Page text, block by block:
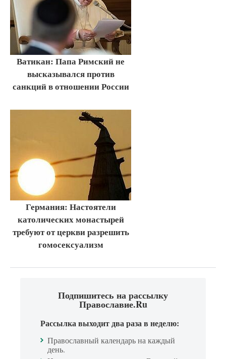
Ватикан: Папа Римский не
высказывался против
санкций в отношении России
Германия: Настоятели
католических монастырей
требуют от церкви разрешить
гомосексуализм
Подпишитесь на рассылку
Православие.Ru
Рассылка выходит два раза в неделю:
Православный календарь на каждый
день.